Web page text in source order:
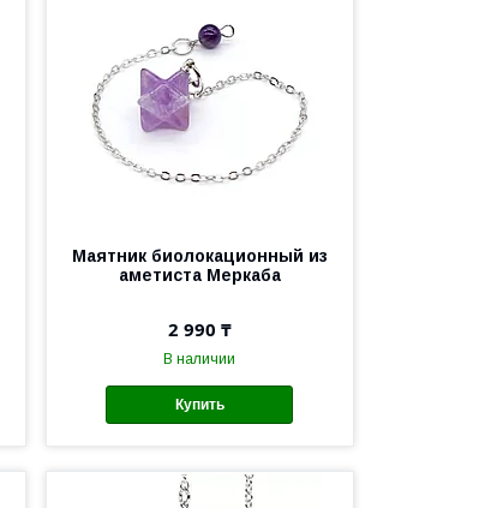
Маятник биолокационный из
аметиста Меркаба
2 990 ₸
В наличии
Купить